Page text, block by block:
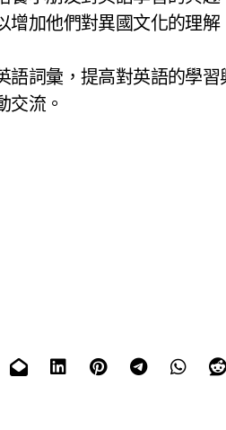
增加他們對異國文化的理
語詞彙，提高對英語的學
交流。